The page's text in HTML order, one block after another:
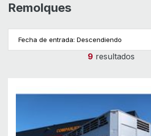
Remolques
Fecha de entrada: Descendiendo
9 resultados